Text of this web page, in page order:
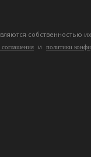
собственностью
соглашения и политики